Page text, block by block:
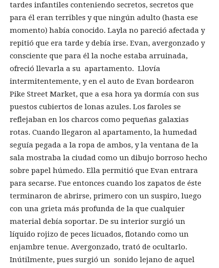
tardes infantiles conteniendo secretos, secretos que
para él eran terribles y que ningún adulto (hasta ese
momento) había conocido. Layla no pareció afectada y
repitió que era tarde y debía irse. Evan, avergonzado y
consciente que para él la noche estaba arruinada,
ofreció llevarla a su apartamento. Llovía
intermitentemente, y en el auto de Evan bordearon
Pike Street Market, que a esa hora ya dormía con sus
puestos cubiertos de lonas azules. Los faroles se
reflejaban en los charcos como pequeñas galaxias
rotas. Cuando llegaron al apartamento, la humedad
seguía pegada a la ropa de ambos, y la ventana de la
sala mostraba la ciudad como un dibujo borroso hecho
sobre papel húmedo. Ella permitió que Evan entrara
para secarse. Fue entonces cuando los zapatos de éste
terminaron de abrirse, primero con un suspiro, luego
con una grieta más profunda de la que cualquier
material debía soportar. De su interior surgió un
líquido rojizo de peces licuados, flotando como un
enjambre tenue. Avergonzado, trató de ocultarlo.
Inútilmente, pues surgió un sonido lejano de aquel